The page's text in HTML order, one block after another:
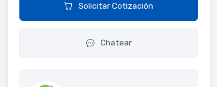
Solicitar Cotización
Chatear